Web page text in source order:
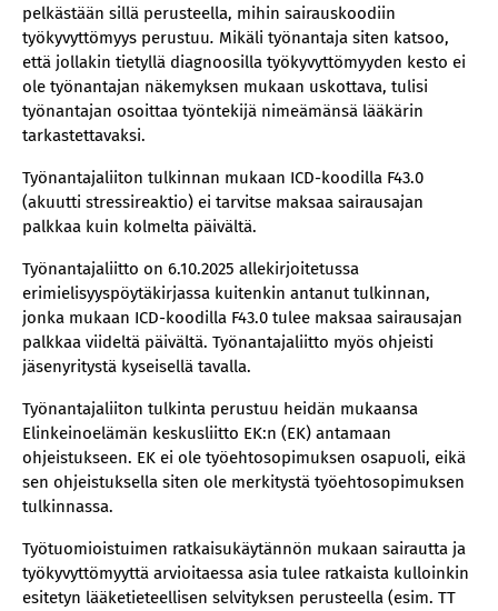
pelkästään sillä perusteella, mihin sairauskoodiin
työkyvyttömyys perustuu. Mikäli työnantaja siten katsoo,
että jollakin tietyllä diagnoosilla työkyvyttömyyden kesto ei
ole työnantajan näkemyksen mukaan uskottava, tulisi
työnantajan osoittaa työntekijä nimeämänsä lääkärin
tarkastettavaksi.
Työnantajaliiton tulkinnan mukaan ICD-koodilla F43.0
(akuutti stressireaktio) ei tarvitse maksaa sairausajan
palkkaa kuin kolmelta päivältä.
Työnantajaliitto on 6.10.2025 allekirjoitetussa
erimielisyyspöytäkirjassa kuitenkin antanut tulkinnan,
jonka mukaan ICD-koodilla F43.0 tulee maksaa sairausajan
palkkaa viideltä päivältä. Työnantajaliitto myös ohjeisti
jäsenyritystä kyseisellä tavalla.
Työnantajaliiton tulkinta perustuu heidän mukaansa
Elinkeinoelämän keskusliitto EK:n (EK) antamaan
ohjeistukseen. EK ei ole työehtosopimuksen osapuoli, eikä
sen ohjeistuksella siten ole merkitystä työehtosopimuksen
tulkinnassa.
Työtuomioistuimen ratkaisukäytännön mukaan sairautta ja
työkyvyttömyyttä arvioitaessa asia tulee ratkaista kulloinkin
esitetyn lääketieteellisen selvityksen perusteella (esim. TT